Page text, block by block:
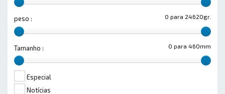
0 para 24620gr.
peso :
0 para 460mm
Tamanho :
Especial
Notícias